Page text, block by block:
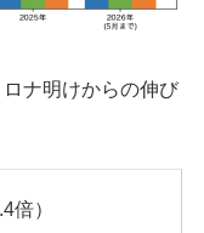
ナ明けからの伸び
倍）